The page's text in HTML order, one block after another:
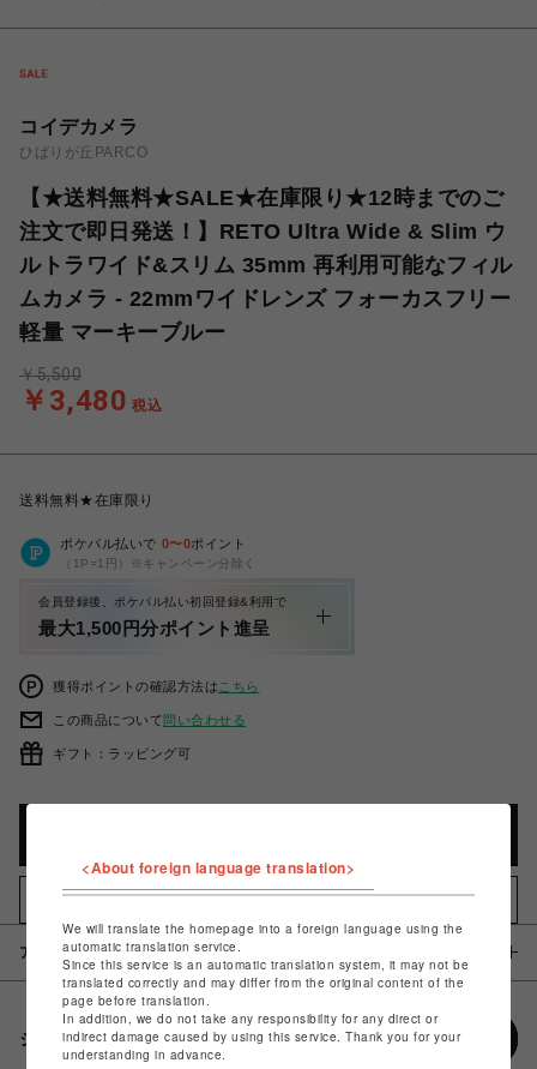
コイデカメラ
ひばりが丘PARCO
【★送料無料★SALE★在庫限り★12時までのご
注文で即日発送！】RETO Ultra Wide & Slim ウ
ルトラワイド&スリム 35mm 再利用可能なフィル
ムカメラ - 22mmワイドレンズ フォーカスフリー
軽量 マーキーブルー
￥3,480 税込
￥5,500
送料無料★在庫限り
ポケパル払いで 0〜0ポイント
（1P=1円）※キャンペーン分除く
会員登録後、ポケパル払い初回登録&利用で
最大1,500円分ポイント進呈
獲得ポイントの確認方法は こちら
この商品について問い合わせる
ギフト：ラッピング可
お気に入りアイテムに追加
アイテム説明 / 素材
シェアする
<About foreign language translation>
We will translate the homepage into a foreign language using the
automatic translation service.
Since this service is an automatic translation system, it may not be
translated correctly and may differ from the original content of the
page before translation.
In addition, we do not take any responsibility for any direct or
indirect damage caused by using this service. Thank you for your
understanding in advance.